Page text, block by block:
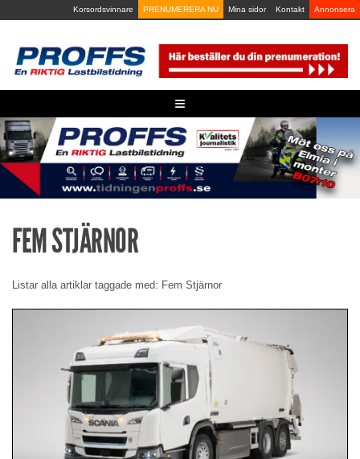
to
Korsordsvinnare PRENUMERERA NU Mina sidor Kontakt Annonsera
≡
FEM STJÄRNOR
Listar alla artiklar taggade med: Fem Stjärnor